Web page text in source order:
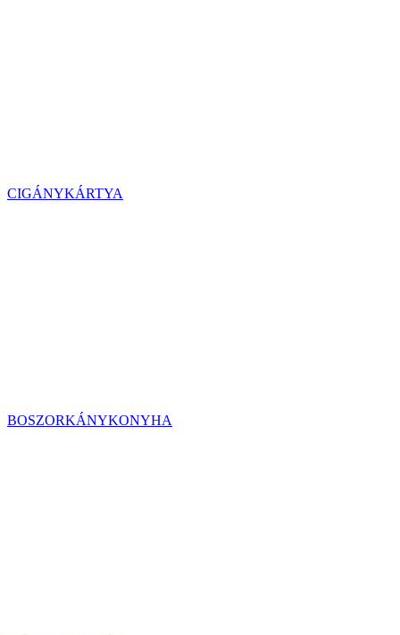
CIGÁNYKÁRTYA
BOSZORKÁNYKONYHA